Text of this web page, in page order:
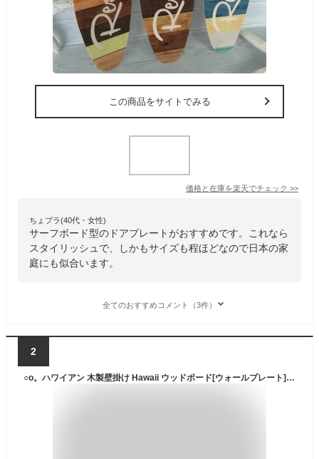
この商品をサイトでみる
価格と在庫を楽天でチェック >>
ちょプラ(40代・女性)
サーフボード型のドアプレートがおすすめです。これなら
スタイリッシュで、しかもサイズも程ほどなので日本の家
庭にも似合います。
全てのおすすめコメント（3件）
2
○o。ハワイアン 木製壁掛け Hawaii ウッドボード[ウォールプレート] 玄関インテリア ウェルカムボード ハワイアン雑貨 ハワイアンインテリア BEACH 西海岸風 西海岸風インテリア 男部屋 カッコいい 人気 素敵なインテリア 高級感 インパクト お洒落。o○